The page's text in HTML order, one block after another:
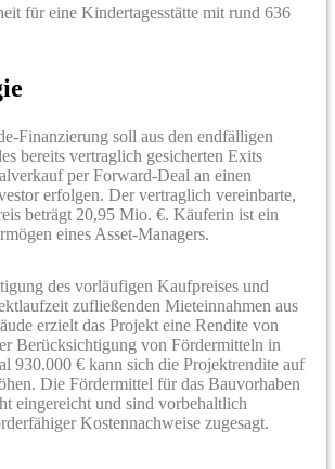
für eine Kindertagesstätte mit rund 636
Finanzierung soll aus den endfälligen
bereits vertraglich gesicherten Exits
per Forward-Deal an einen
erfolgen. Der vertraglich vereinbarte,
beträgt 20,95 Mio. €. Käuferin ist ein
eines Asset-Managers.
des vorläufigen Kaufpreises und
zufließenden Mieteinnahmen aus
erzielt das Projekt eine Rendite von
Berücksichtigung von Fördermitteln in
930.000 € kann sich die Projektrendite auf
Die Fördermittel für das Bauvorhaben
eingereicht und sind vorbehaltlich
Kostennachweise zugesagt.